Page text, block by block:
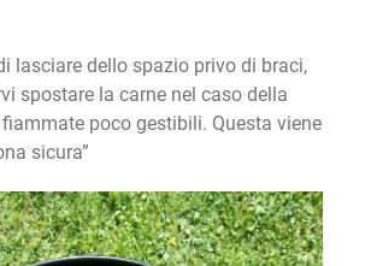
lasciare dello spazio privo di braci,
spostare la carne nel caso della
poco gestibili. Questa viene
sicura”